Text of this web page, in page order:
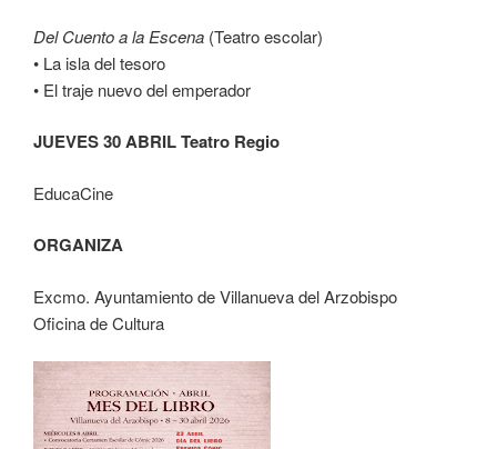
Del Cuento a la Escena (Teatro escolar)
• La isla del tesoro
• El traje nuevo del emperador
JUEVES 30 ABRIL Teatro Regio
EducaCine
ORGANIZA
Excmo. Ayuntamiento de Villanueva del Arzobispo
Oficina de Cultura